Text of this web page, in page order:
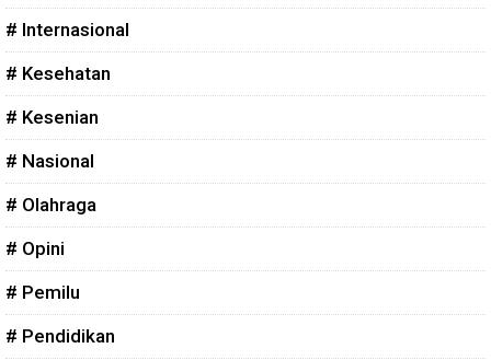
# Internasional
# Kesehatan
# Kesenian
# Nasional
# Olahraga
# Opini
# Pemilu
# Pendidikan